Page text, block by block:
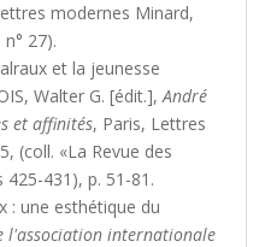
modernes Minard,
27).
et la jeunesse
Walter G. [édit.],André
et affinités, Paris, Lettres
(coll. «La Revue des
431), p. 51-81.
: une esthétique du
l'association internationale